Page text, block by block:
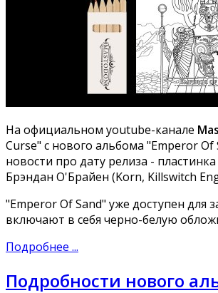
На официальном youtube-канале
Curse" с нового альбома "Emperor
новости про дату релиза -
Брэндан О'Брайен (Korn, Killswitch
"Emperor Of Sand" уже доступен для
включают в себя черно-белую
Подробнее ...
Подробности нового